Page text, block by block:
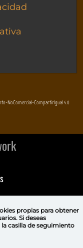
NoComercial-CompartirIgual 4.0
propiaspara obtener
Si deseas
casilla de seguimiento